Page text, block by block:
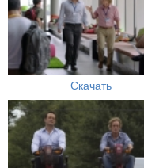
Скачать